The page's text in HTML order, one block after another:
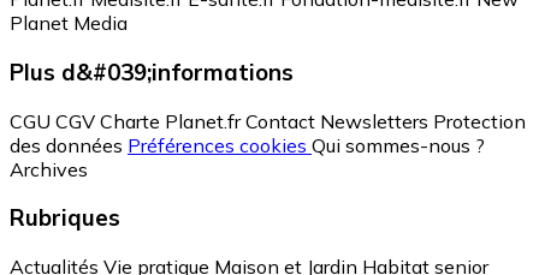
Planet Media
Plus d&#039;informations
CGU CGV Charte Planet.fr Contact Newsletters Protection
des données Préférences cookies Qui sommes-nous ?
Archives
Rubriques
Actualités Vie pratique Maison et Jardin Habitat senior